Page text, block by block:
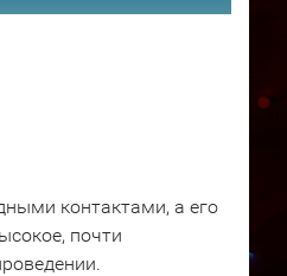
контактами, а его
почти